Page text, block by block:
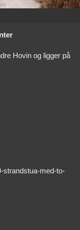
Hovin og ligger på
strandstua-med-to-